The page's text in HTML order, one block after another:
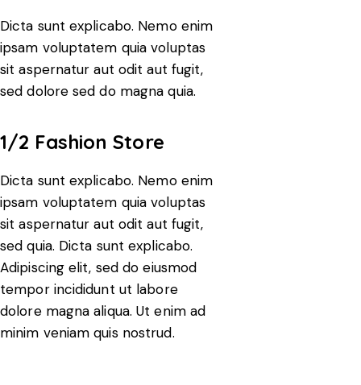
Dicta sunt explicabo. Nemo enim
ipsam voluptatem quia voluptas
sit aspernatur aut odit aut fugit,
sed dolore sed do magna quia.
1/2 Fashion Store
Dicta sunt explicabo. Nemo enim
ipsam voluptatem quia voluptas
sit aspernatur aut odit aut fugit,
sed quia. Dicta sunt explicabo.
Adipiscing elit, sed do eiusmod
tempor incididunt ut labore
dolore magna aliqua. Ut enim ad
minim veniam quis nostrud.